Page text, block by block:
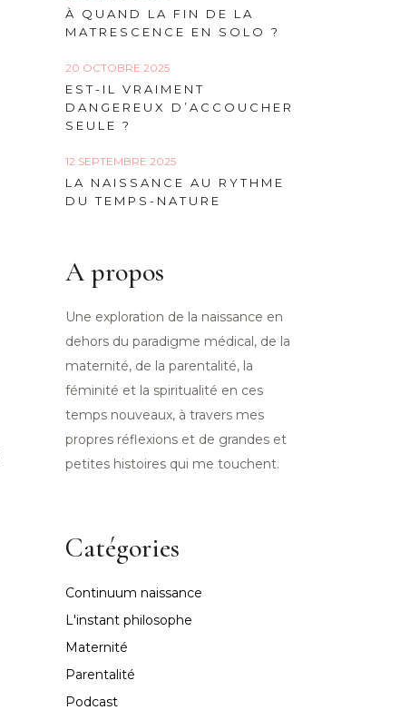
À QUAND LA FIN DE LA
MATRESCENCE EN SOLO ?
EST-IL VRAIMENT
DANGEREUX D’ACCOUCHER
SEULE ?
20 OCTOBRE 2025
LA NAISSANCE AU RYTHME
DU TEMPS-NATURE
12 SEPTEMBRE 2025
A propos
Une exploration de la naissance en
dehors du paradigme médical, de la
maternité, de la parentalité, la
féminité et la spiritualité en ces
temps nouveaux, à travers mes
propres réflexions et de grandes et
petites histoires qui me touchent.
Catégories
Continuum naissance
L'instant philosophe
Maternité
Parentalité
Podcast